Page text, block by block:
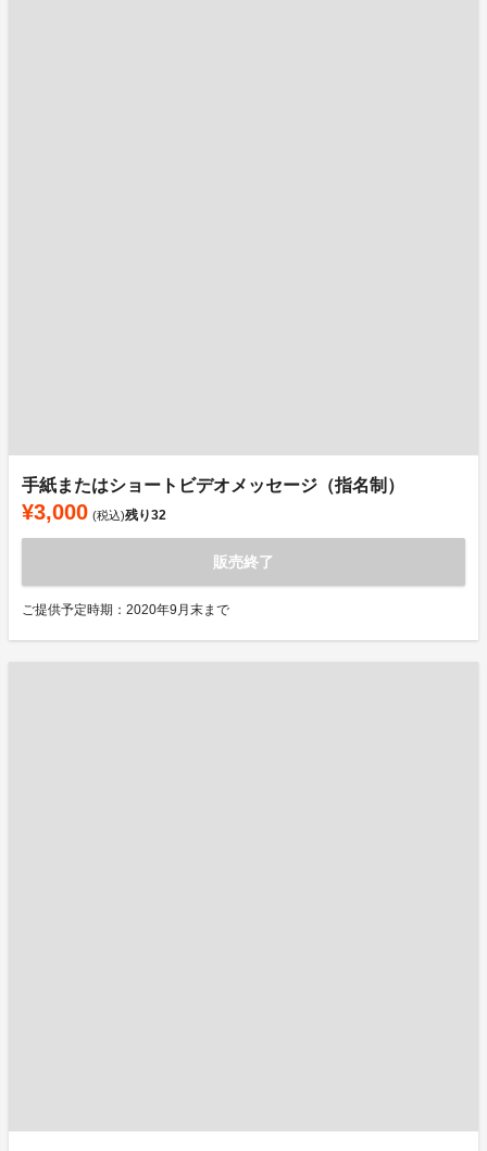
⼿紙またはショートビデオメッセージ（指名制）
¥3,000 (税込)残り32
販売終了
ご提供予定時期：2020年9月末まで